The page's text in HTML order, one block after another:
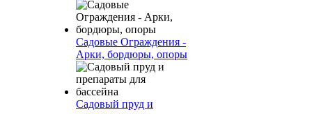
Садовые Ограждения -
Арки, бордюры, опоры
Садовый пруд и